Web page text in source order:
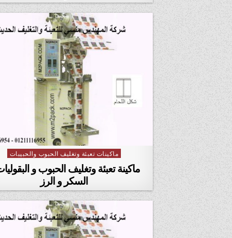
Posted in
ماكينات تعبئة وتغليف الحبوب والحبيبات
ماكينة تعبئة وتغليف الحبوب و
السكر و الرز